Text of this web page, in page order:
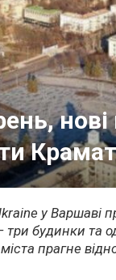
у Варшаві
три будинки та
прагне